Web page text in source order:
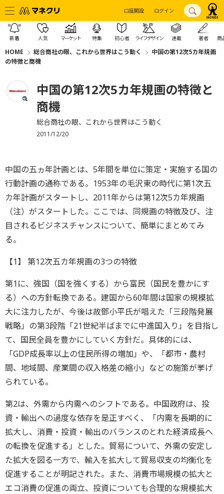
口座開設 ログイン
新着 人気 マーケット 特集 初心者 ライフデザイン 連載 著者 商
HOME 総合商社の眼、これから世界はこう動く
中国の第12次5カ年規画
の特徴と商機
中国の第12次5カ年規画の特徴と
商機
総合商社の眼、これから世界はこう動く
2011/12/20
中国の五ヵ年計画とは、5年間を単位に策定・実施する国の
行動計画の通称である。1953年の毛沢東の時代に第1次五
カ年計画がスタートし、2011年からは第12次5カ年規画
（注）がスタートした。ここでは、同規画の特徴及び、注
目されるビジネスチャンスについて、簡単にまとめてみ
る。
【1】 第12次五カ年規画の3つの特徴
第1に、強国（国を強くする）から富民（国民を豊かにす
る）への方針転換である。建国から60年間は国家の規模拡
大に注力したが、今後は故鄧小平氏が唱えた「三段階発展
戦略」の第3段階「21世紀半ばまでに中進国入り」を目指し
て、国民全員を豊かにしていく方針だ。具体的には、
「GDP成長率以上の住民所得の増加」や、「都市・農村
間、地域間、産業間の収入格差の縮小」などの施策が挙げ
られている。
第2は、外需から内需へのシフトである。中国政府は、投
資・輸出への過度な依存を是正すべく、「内需を長期的に
拡大し、消費・投資・輸出のバランスのとれた経済成長へ
の転換を促進する」とした。貿易について、外需の安定し
た拡大を図る一方で、輸入を拡大して貿易収支の均衡化を
促進することが明記された。また、消費市場規模の拡大と
エコ消費の促進の両立、投資についても合理的な規模拡大